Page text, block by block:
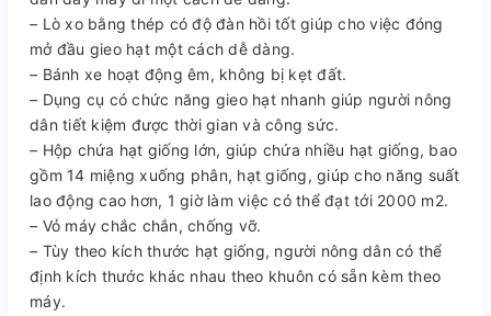
– Lò xo bằng thép có độ đàn hồi tốt giúp cho việc đóng
mở đầu gieo hạt một cách dễ dàng.
– Bánh xe hoạt động êm, không bị kẹt đất.
– Dụng cụ có chức năng gieo hạt nhanh giúp người nông
dân tiết kiệm được thời gian và công sức.
– Hộp chứa hạt giống lớn, giúp chứa nhiều hạt giống, bao
gồm 14 miệng xuống phân, hạt giống, giúp cho năng suất
lao động cao hơn, 1 giờ làm việc có thể đạt tới 2000 m2.
– Vỏ máy chắc chắn, chống vỡ.
– Tùy theo kích thước hạt giống, người nông dân có thể
định kích thước khác nhau theo khuôn có sẵn kèm theo
máy.